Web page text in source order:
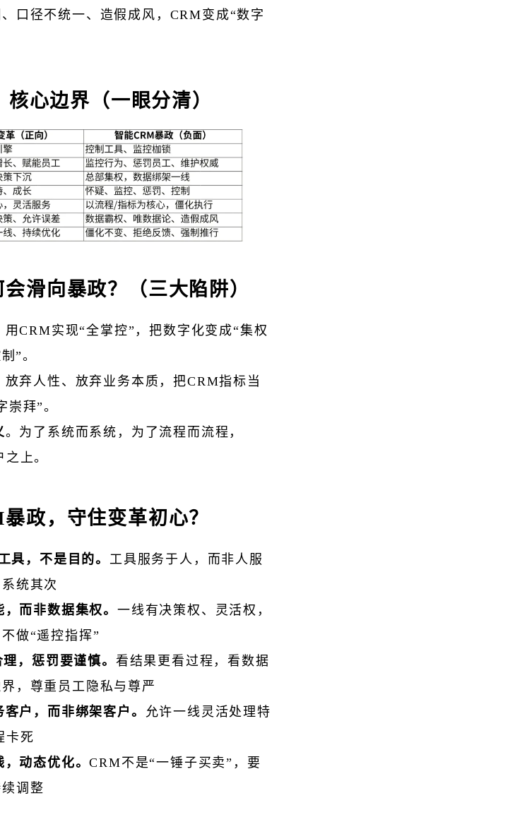
口径不统一、造假成风，CRM变成“数字
心边界（一眼分清）
滑向暴政？（三大陷阱）
用CRM实现“全掌控”，把数字化变成“集权
”。
放弃人性、放弃业务本质，把CRM指标当
崇拜”。
。为了系统而系统，为了流程而流程，
上。
政，守住变革初心？
具，不是目的。 工具服务于人，而非人服
统其次
而非数据集权。 一线有决策权、灵活权，
做“遥控指挥”
，惩罚要谨慎。 看结果更看过程，看数据
，尊重员工隐私与尊严
户，而非绑架客户。
允许一线灵活处理特
卡死
，动态优化。CRM不是“一锤子买卖”，要
调整